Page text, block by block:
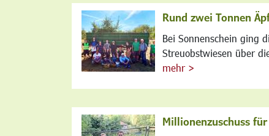
Rund zwei Tonnen
Bei Sonnenschein ging
Streuobstwiesen über
mehr >
Millionenzuschuss